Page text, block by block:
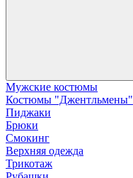
Мужские костюмы
Костюмы "Джентльмены"
Пиджаки
Брюки
Смокинг
Верхняя одежда
Трикотаж